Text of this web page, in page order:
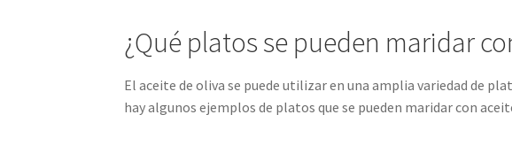
¿Qué platos se pueden maridar
El aceite de oliva se puede utilizar en una amplia variedad de
hay algunos ejemplos de platos que se pueden maridar con